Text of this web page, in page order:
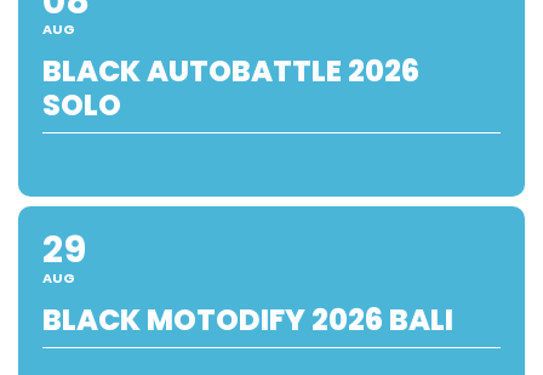
AUG
BLACK AUTOBATTLE 2026
SOLO
29
AUG
BLACK MOTODIFY 2026 BALI